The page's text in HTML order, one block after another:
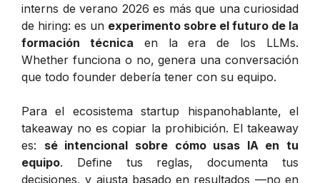
interns de verano 2026 es más que una curiosidad
de hiring: es un experimento sobre el futuro de la
formación técnica en la era de los LLMs.
Whether funciona o no, genera una conversación
que todo founder debería tener con su equipo.
Para el ecosistema startup hispanohablante, el
takeaway no es copiar la prohibición. El takeaway
es: sé intencional sobre cómo usas IA en tu
equipo. Define tus reglas, documenta tus
decisiones, y ajusta basado en resultados —no en